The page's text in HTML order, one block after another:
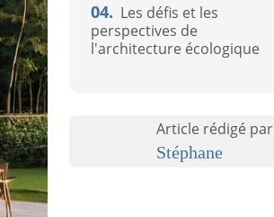
04. Les défis et les
perspectives de
l'architecture écologique
Article rédigé par
Stéphane